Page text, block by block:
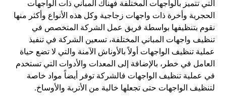
التي تتميز بالواجهات المختلفة فهناك المباني ذات الواجهات
الحجرية وأخرة ذات واجهات زجاجية وكل هذه الأنواع وأكثر منها
نقوم بتنظيفها بواسطة فريق عمل الشركة المتخصص في
تنظيف واجهات المباني المختلفة، تسعين الشركة في تنفيذ
عملية تنظيف الواجهات أولاً بالأوناش الآمنة والتي لا تضع حياة
العامل في خطر، بالإضافة إلى المعدات والأدوات التي تستخدم
في عملية تنظيف الواجهات فالشركة توفر أيضاً مواد خاصة
لتنظيف الواجهات حتى تجعلها خالية من الأتربة والأوساخ.